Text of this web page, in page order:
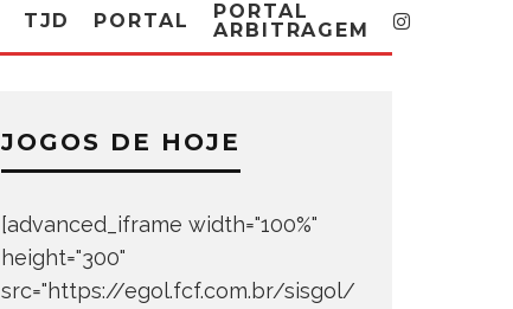
TJD PORTAL
PORTAL
ARBITRAGEM
JOGOS DE HOJE
[advanced_iframe width="100%"
height="300"
src="https://egol.fcf.com.br/sisgol/